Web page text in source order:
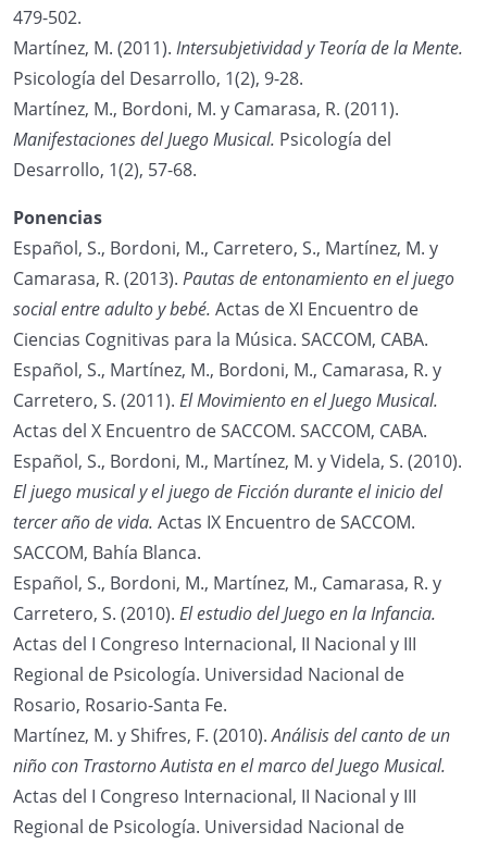
479-502.
Martínez, M. (2011). Intersubjetividad y Teoría de la Mente.
Psicología del Desarrollo, 1(2), 9-28.
Martínez, M., Bordoni, M. y Camarasa, R. (2011).
Manifestaciones del Juego Musical. Psicología del
Desarrollo, 1(2), 57-68.
Ponencias
Español, S., Bordoni, M., Carretero, S., Martínez, M. y
Camarasa, R. (2013). Pautas de entonamiento en el juego
social entre adulto y bebé. Actas de XI Encuentro de
Ciencias Cognitivas para la Música. SACCOM, CABA.
Español, S., Martínez, M., Bordoni, M., Camarasa, R. y
Carretero, S. (2011). El Movimiento en el Juego Musical.
Actas del X Encuentro de SACCOM. SACCOM, CABA.
Español, S., Bordoni, M., Martínez, M. y Videla, S. (2010).
El juego musical y el juego de Ficción durante el inicio del
tercer año de vida. Actas IX Encuentro de SACCOM.
SACCOM, Bahía Blanca.
Español, S., Bordoni, M., Martínez, M., Camarasa, R. y
Carretero, S. (2010). El estudio del Juego en la Infancia.
Actas del I Congreso Internacional, II Nacional y III
Regional de Psicología. Universidad Nacional de
Rosario, Rosario-Santa Fe.
Martínez, M. y Shifres, F. (2010).Análisis del canto de un
niño con Trastorno Autista en el marco del Juego Musical.
Actas del I Congreso Internacional, II Nacional y III
Regional de Psicología. Universidad Nacional de